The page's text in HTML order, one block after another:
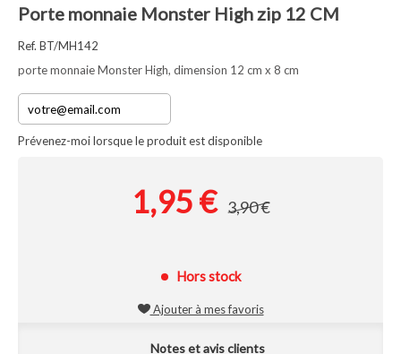
Porte monnaie Monster High zip 12 CM
Ref. BT/MH142
porte monnaie Monster High, dimension 12 cm x 8 cm
Prévenez-moi lorsque le produit est disponible
1,95 € 3,90 €
Hors stock
Ajouter à mes favoris
Notes et avis clients